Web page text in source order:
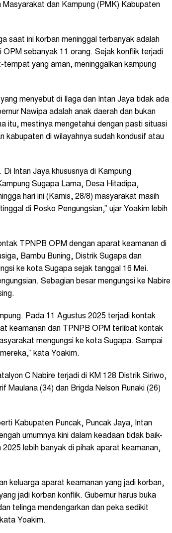
dan Kampung (PMK) Kabupaten
saat ini korban meninggal terbanyak adalah
sebanyak 11 orang. Sejak konflik terjadi
tempat yang aman, meninggalkan kampung
menyebut di Ilaga dan Intan Jaya tidak ada
Nawipa adalah anak daerah dan bukan
itu, mestinya mengetahui dengan pasti situasi
kabupaten di wilayahnya sudah kondusif atau
Intan Jaya khususnya di Kampung
Sugapa Lama, Desa Hitadipa,
hari ini (Kamis, 28/8) masyarakat masih
di Posko Pengungsian,” ujar Yoakim lebih
TPNPB OPM dengan aparat keamanan di
Bambu Buning, Distrik Sugapa dan
ke kota Sugapa sejak tanggal 16 Mei.
Sebagian besar mengungsi ke Nabire
Pada 11 Agustus 2025 terjadi kontak
keamanan dan TPNPB OPM terlibat kontak
mengungsi ke kota Sugapa. Sampai
kata Yoakim.
C Nabire terjadi di KM 128 Distrik Siriwo,
Maulana (34) dan Brigda Nelson Runaki (26)
Kabupaten Puncak, Puncak Jaya, Intan
umumnya kini dalam keadaan tidak baik-
lebih banyak di pihak aparat keamanan,
keluarga aparat keamanan yang jadi korban,
jadi korban konflik. Gubernur harus buka
telinga mendengarkan dan peka sedikit
Yoakim.